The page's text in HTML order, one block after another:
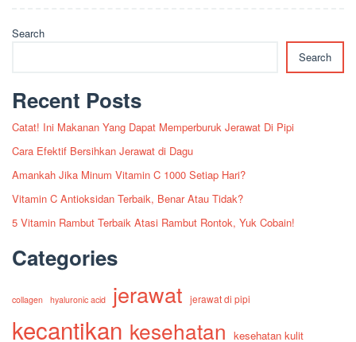
Search
Search
Recent Posts
Catat! Ini Makanan Yang Dapat Memperburuk Jerawat Di Pipi
Cara Efektif Bersihkan Jerawat di Dagu
Amankah Jika Minum Vitamin C 1000 Setiap Hari?
Vitamin C Antioksidan Terbaik, Benar Atau Tidak?
5 Vitamin Rambut Terbaik Atasi Rambut Rontok, Yuk Cobain!
Categories
collagen hyaluronic acid jerawat jerawat di pipi
kecantikan kesehatan kesehatan kulit